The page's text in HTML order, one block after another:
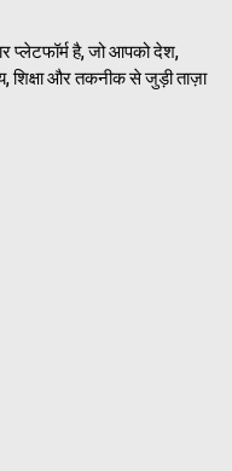
प्लेटफॉर्म है, जो आपको देश,
शिक्षा और तकनीक से जुड़ी ताज़ा